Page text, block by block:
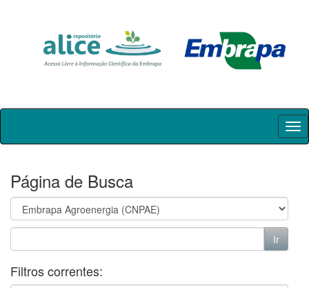
Skip
Página de Busca
Filtros correntes: